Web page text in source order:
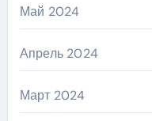
Май 2024
Апрель 2024
Март 2024